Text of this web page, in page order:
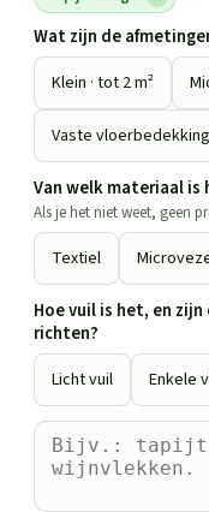
Wat zijn de
Klein · tot 2 m²
Vaste vloerbedekking
Van welk materiaal is
Als je het niet weet, geen
Textiel
Hoe vuil is het, en
richten?
Licht vuil Enkele